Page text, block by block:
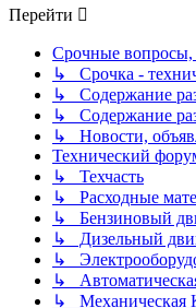
Перейти
Срочные вопросы,
↳ Срочка -
↳ Содержание
↳ Содержание
↳ Новости,
Технический
↳ Техчасть
↳ Расходные
↳ Бензиновый
↳ Дизельный
↳
↳
↳ Механическая